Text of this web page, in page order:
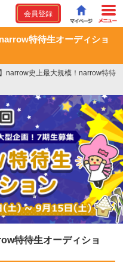
会員登録
特待生オーディショ
】narrow史上最大規模！narrow特待
特待生オーディショ